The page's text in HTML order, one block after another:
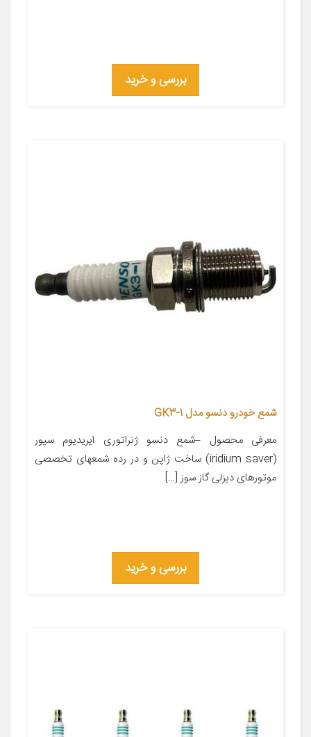
بررسی و خرید
شمع خودرو دنسو مدل GK3-1
معرفی محصول –شمع دنسو ژنراتوری ایریدیوم سیور
(iridium saver) ساخت ژاپن و در رده شمعهای تخصصی
موتورهای دیزلی گاز سوز […]
بررسی و خرید